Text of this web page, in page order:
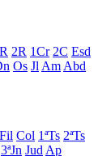
2R 1Cr 2C Esd
Os Jl Am Abd
Fil Col 1ªTs 2ªTs
3ªJn Jud Ap